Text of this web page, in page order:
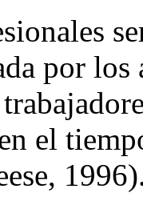
por los
el